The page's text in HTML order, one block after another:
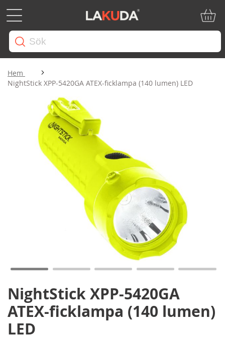
Hem
NightStick XPP-5420GA ATEX-ficklampa (140 lumen) LED
NightStick XPP-5420GA
ATEX-ficklampa (140 lumen)
LED
bildgalleriet
bildgalleriet